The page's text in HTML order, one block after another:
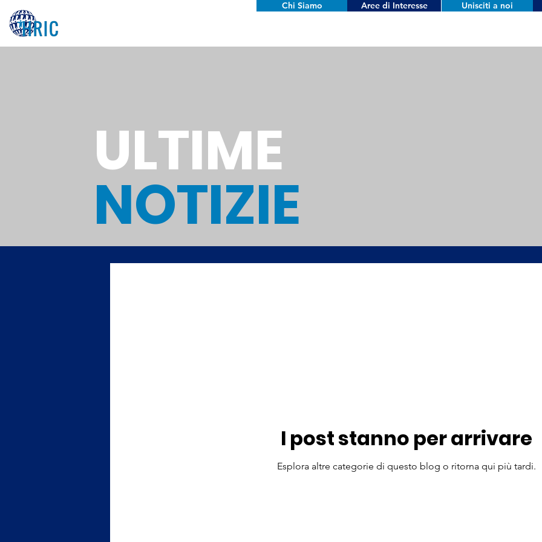
Chi Siamo Aree di Interesse Unisciti a noi
ULTIME
NOTIZIE
I post stanno per arrivare
Esplora altre categorie di questo blog o ritorna qui più tardi.